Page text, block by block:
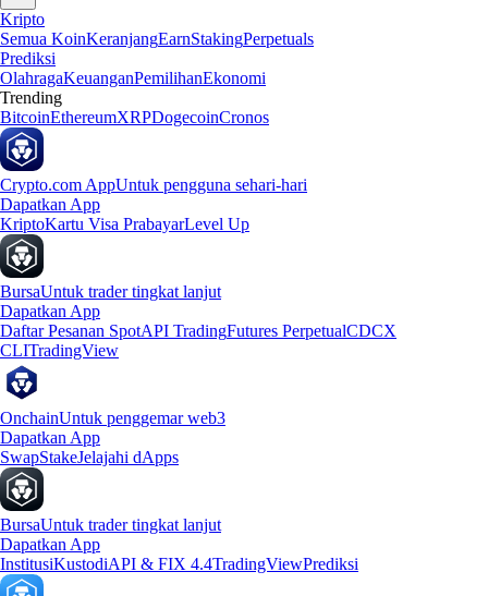
Kripto
Semua KoinKeranjangEarnStakingPerpetuals
Prediksi
OlahragaKeuanganPemilihanEkonomi
Trending
BitcoinEthereumXRPDogecoinCronos
Crypto.com AppUntuk pengguna sehari-hari
Dapatkan App
KriptoKartu Visa PrabayarLevel Up
BursaUntuk trader tingkat lanjut
Dapatkan App
Daftar Pesanan SpotAPI TradingFutures PerpetualCDCX
CLITradingView
OnchainUntuk penggemar web3
Dapatkan App
SwapStakeJelajahi dApps
BursaUntuk trader tingkat lanjut
Dapatkan App
InstitusiKustodiAPI & FIX 4.4TradingViewPrediksi